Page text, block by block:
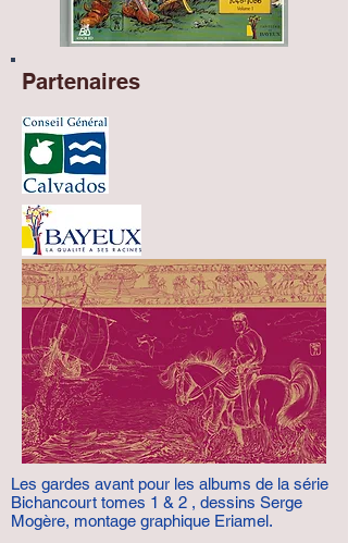
Partenaires
Les gardes avant pour les albums de la série
Bichancourt tomes 1 & 2 , dessins Serge
Mogère, montage graphique Eriamel.